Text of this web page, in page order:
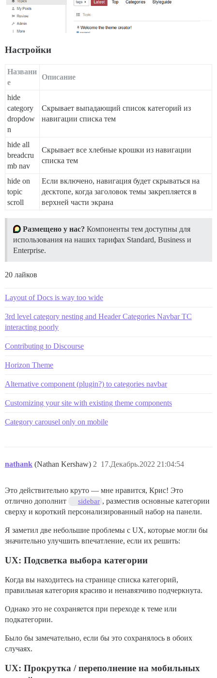
Настройки
Названи
е
Описание
hide
category
dropdow
n
Скрывает выпадающий список категорий из
навигации списка тем
hide all
breadcru
mb nav
Скрывает все хлебные крошки из навигации
списка тем
hide on
topic
scroll
Если включено, навигация будет скрываться на
десктопе, когда заголовок темы закрепляется в
верхней части экрана
Размещено у нас? Компоненты тем доступны для
использования на наших тарифах Standard, Business и
Enterprise.
20 лайков
Layout of Docs is way too wide
3rd level category nesting and Header Categories Navbar TC
interacting poorly
Contributing to Discourse
Horizon Theme
Alternative component (plugin?) to categories navbar
Customizing your site with existing theme components
Category carousel only on mobile
nathank (Nathan Kershaw) 17.Декабрь.2022 21:04:54
2
Это действительно круто — мне нравится, Крис! Это
отлично дополнит
sidebar , разместив основные категории
сверху и короткий персонализированный набор на панели.
Я заметил две небольшие проблемы с UX, которые могли бы
значительно улучшить впечатление, если их решить:
UX: Подсветка выбора категории
Когда вы находитесь на странице списка категорий,
правильная категория красиво и ненавязчиво подчеркнута.
Однако это не сохраняется при переходе к теме или
подкатегории.
Было бы замечательно, если бы это сохранялось в обоих
случаях.
UX: Прокрутка / переполнение на мобильных